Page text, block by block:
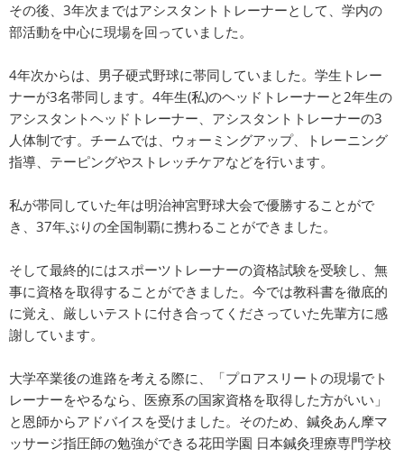
その後、3年次まではアシスタントトレーナーとして、学内の
部活動を中心に現場を回っていました。
4年次からは、男子硬式野球に帯同していました。学生トレー
ナーが3名帯同します。4年生(私)のヘッドトレーナーと2年生の
アシスタントヘッドトレーナー、アシスタントトレーナーの3
人体制です。チームでは、ウォーミングアップ、トレーニング
指導、テーピングやストレッチケアなどを行います。
私が帯同していた年は明治神宮野球大会で優勝することがで
き、37年ぶりの全国制覇に携わることができました。
そして最終的にはスポーツトレーナーの資格試験を受験し、無
事に資格を取得することができました。今では教科書を徹底的
に覚え、厳しいテストに付き合ってくださっていた先輩方に感
謝しています。
大学卒業後の進路を考える際に、「プロアスリートの現場でト
レーナーをやるなら、医療系の国家資格を取得した方がいい」
と恩師からアドバイスを受けました。そのため、鍼灸あん摩マ
ッサージ指圧師の勉強ができる花田学園 日本鍼灸理療専門学校